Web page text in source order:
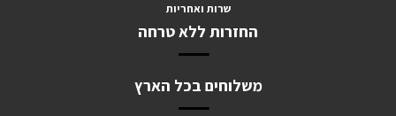
שרות ואחריות
החזרות ללא טרחה
משלוחים בכל הארץ